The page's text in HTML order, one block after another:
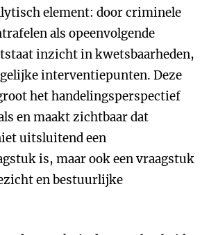
element: door criminele
als opeenvolgende
inzicht in kwetsbaarheden,
interventiepunten. Deze
het handelingsperspectief
en maakt zichtbaar dat
uitsluitend een
is, maar ook een vraagstuk
en bestuurlijke